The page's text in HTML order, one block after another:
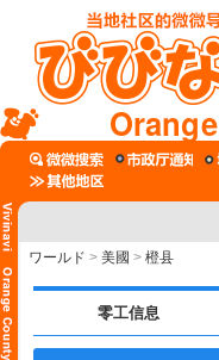
Orange
ワールド > 美國 > 橙县
零工信息